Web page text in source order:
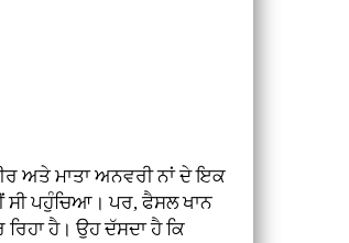
ਅਤੇ ਮਾਤਾ ਅਨਵਰੀ ਨਾਂ ਦੇਇਕ
ਸੀ ਪਹੁੰਚਿਆ। ਪਰ, ਫੈਸਲ ਖਾਨ
ਹੈ। ਉਹ ਦੱਸਦਾ ਹੈ ਕਿ